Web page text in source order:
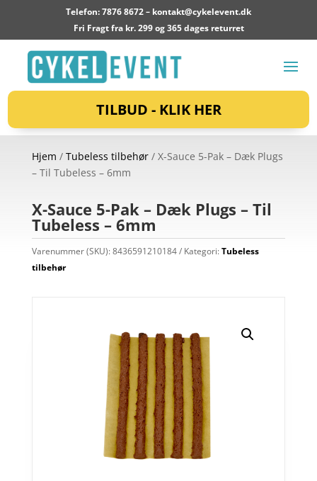
Telefon: 7876 8672 – kontakt@cykelevent.dk
Fri Fragt fra kr. 299 og 365 dages returret
TILBUD - KLIK HER
Hjem / Tubeless tilbehør/ X-Sauce 5-Pak – Dæk Plugs
– Til Tubeless – 6mm
X-Sauce 5-Pak – Dæk Plugs – Til
Tubeless – 6mm
Varenummer (SKU):8436591210184 Kategori:Tubeless
tilbehør